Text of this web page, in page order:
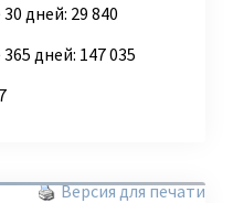
дней: 29 840
дней: 147 035
Версия для печати